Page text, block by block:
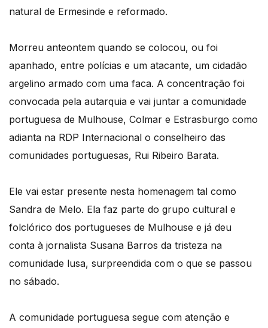
natural de Ermesinde e reformado.
Morreu anteontem quando se colocou, ou foi
apanhado, entre polícias e um atacante, um cidadão
argelino armado com uma faca. A concentração foi
convocada pela autarquia e vai juntar a comunidade
portuguesa de Mulhouse, Colmar e Estrasburgo como
adianta na RDP Internacional o conselheiro das
comunidades portuguesas, Rui Ribeiro Barata.
Ele vai estar presente nesta homenagem tal como
Sandra de Melo. Ela faz parte do grupo cultural e
folclórico dos portugueses de Mulhouse e já deu
conta à jornalista Susana Barros da tristeza na
comunidade lusa, surpreendida com o que se passou
no sábado.
A comunidade portuguesa segue com atenção e